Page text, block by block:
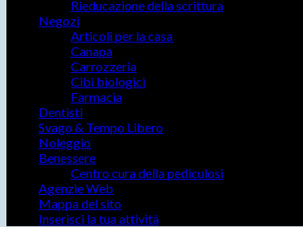
Rieducazione della scrittura
Negozi
Articoli per la casa
Canapa
Carrozzeria
Cibi biologici
Farmacia
Dentisti
Svago & Tempo Libero
Noleggio
Benessere
Centro cura della pediculosi
Agenzie Web
Mappa del sito
Inserisci la tua attività